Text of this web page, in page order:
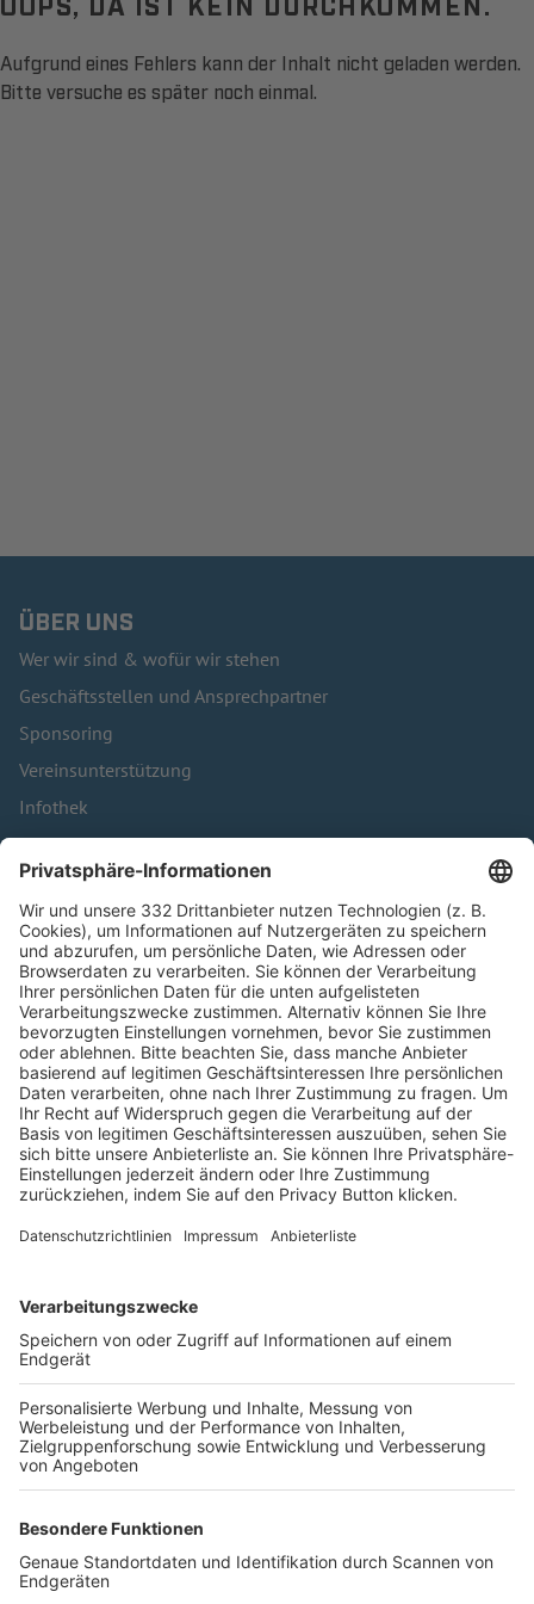
Aufgrund eines Fehlers kann der Inhalt nicht geladen werden.
Bitte versuche es später noch einmal.
ÜBER UNS
Wer wir sind & wofür wir stehen
Geschäftsstellen und Ansprechpartner
Sponsoring
Vereinsunterstützung
Infothek
Kontakt
HÄUFIG BESUCHTE SEITEN
Pässe und Vereinswechsel
Trainerausbildung
Schulungsangebot Vereinsmitarbeiter
BFV-Geschäftsstellen
Trainerbörse
Login SpielPlus
FOLGE DEM BFV
TOP-VEREINE
TOP-PARTNER